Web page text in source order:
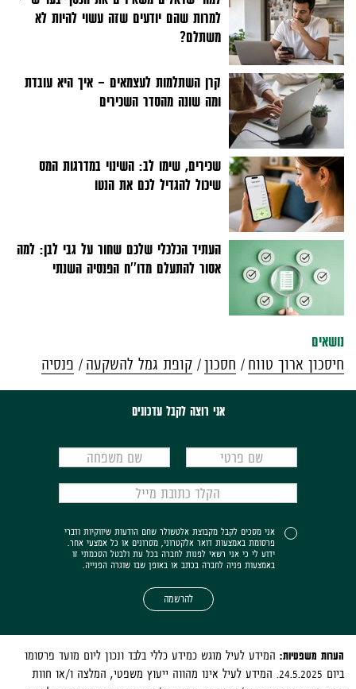
למרות שהם יודעים שזה עשוי להיות לא
משתלם?
קרן השתלמות לעצמאים - איך היא עובדת
ומה שונה מהסדר השכירים
שכירים, שימו לב: השינוי במדרגות המס
שיכול להגדיל לכם את הנטו
העתיד הכלכלי שלכם שחור על גבי לבן: למה
אסור להתעלם מדו''ח הפנסיה השנתי
נושאים
חיסכון ארוך טווח
חסכון קופת גמל להשקעה פנסיה
אני רוצה לקבל עדכונים
אני מסכים לקבל מקבוצת אלטשולר שחם הודעות שיווקיות ודברי
פרסומת באמצעות דואר אלקטרוני, מסרונים או כל אמצעי אחר.
ידוע לי כי אני רשאי לפנות לחברה בכל עת ולבטל הסכמתי זו
באמצעות פניה לחברה בכתב או באופן שבו שוגרה הפנייה.
להרשמה
הערות משפטיות: המידע לעיל מוגש כמידע כללי בלבד ונכון ליום מועד פרסומו
ביום 24.5.2025. המידע לעיל אינו מהווה ייעוץ משפטי, המלצה ו/או חוות